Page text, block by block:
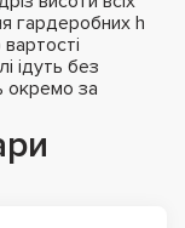
гардеробних h
ідуть без
окремо за